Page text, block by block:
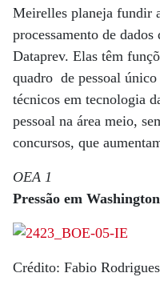
Meirelles planeja fundir
processamento de
Dataprev. Elas têm
quadro de pessoal
técnicos em tecnologia
pessoal na área meio,
concursos, que
OEA 1
Pressão em Washington
Crédito: Fabio